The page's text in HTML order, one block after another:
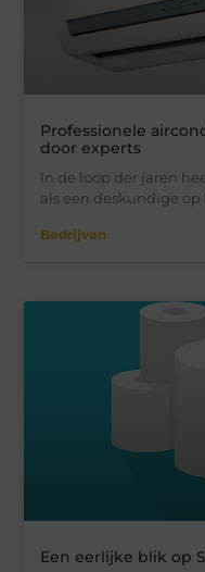
Professionele
door experts
In de loop der jaren
als een deskundige op
Bedrijven
Een eerlijke blik op